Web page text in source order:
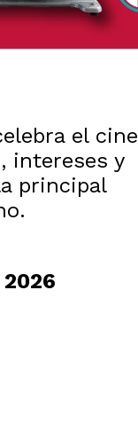
el cine
intereses y
principal